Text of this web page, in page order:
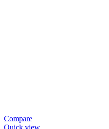
Compare
Quick view